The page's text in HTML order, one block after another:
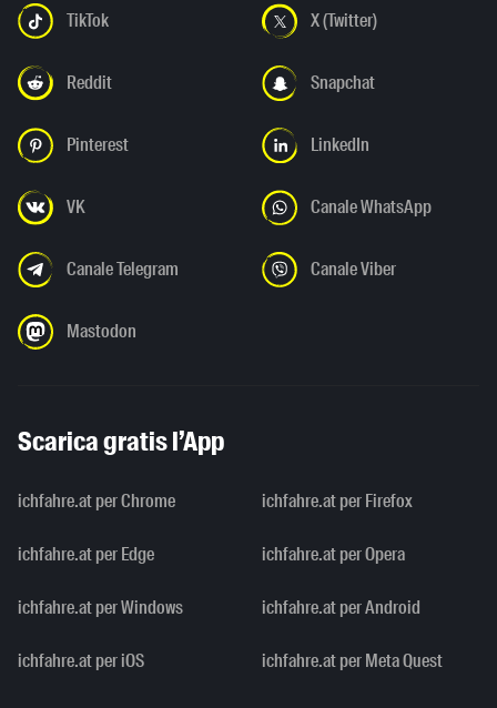
TikTok X (Twitter)
Reddit Snapchat
Pinterest LinkedIn
VK Canale WhatsApp
Canale Telegram Canale Viber
Mastodon
Scarica gratis l’App
ichfahre.at per Chrome ichfahre.at per Firefox
ichfahre.at per Edge ichfahre.at per Opera
ichfahre.at per Windows ichfahre.at per Android
ichfahre.at per iOS ichfahre.at per Meta Quest